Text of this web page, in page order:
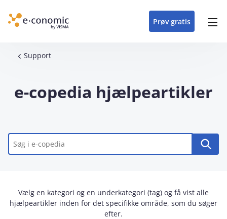
Header top menu
Prøv gratis
skræddersyet løsning
til din branche
e‑conomic
alle funktioner i
e‑conomic
e‑conomic
skræddersyede kurser
til administratorer
forhandler kan styrke
og vækste din
Brødkrumme
Support
e-copedia hjælpeartikler
Nøgleord
Vælg en kategori og en underkategori (tag) og få vist alle
hjælpeartikler inden for det specifikke område, som du søger
efter.